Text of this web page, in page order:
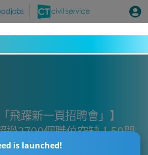
is launched!
飛躍新一頁招聘會」】
過2700個職位空缺！50間